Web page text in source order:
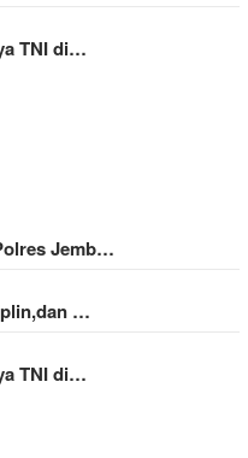
TNI di…
Jemb…
…
TNI di…